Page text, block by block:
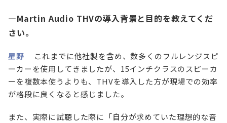
—Martin Audio THVの導入背景と目的を教えてくだ
さい。
星野
これまでに他社製を含め、数多くのフルレンジスピ
ーカーを使用してきましたが、15インチクラスのスピーカ
ーを複数本使うよりも、THVを導入した方が現場での効率
が格段に良くなると感じました。
また、実際に試聴した際に「自分が求めていた理想的な音